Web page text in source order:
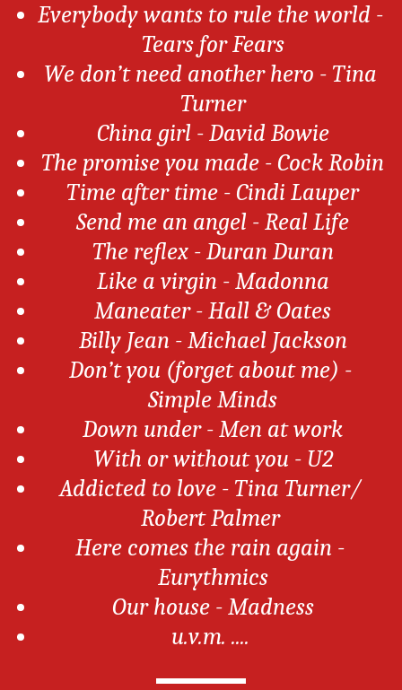
Everybody wants to rule the world -
Tears for Fears
We don’t need another hero - Tina
Turner
China girl - David Bowie
The promise you made - Cock Robin
Time after time - Cindi Lauper
Send me an angel - Real Life
The reflex - Duran Duran
Like a virgin - Madonna
Maneater - Hall & Oates
Billy Jean - Michael Jackson
Don’t you (forget about me) -
Simple Minds
Down under - Men at work
With or without you - U2
Addicted to love - Tina Turner/
Robert Palmer
Here comes the rain again -
Eurythmics
Our house - Madness
u.v.m. ....